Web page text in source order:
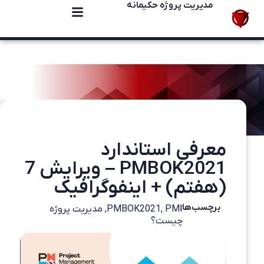
مدیریت پروژه حکیمانه
معرفی استاندارد
PMBOK2021 – ویرایش 7
(هفتم) + اینفوگرافیک
برچسب‌ها: PMBOK2021, PMI
, مدیریت پروژه
چیست؟